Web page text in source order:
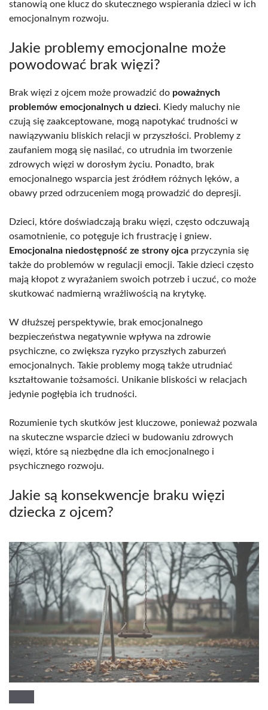
stanowią one klucz do skutecznego wspierania dzieci w ich
emocjonalnym rozwoju.
Jakie problemy emocjonalne może
powodować brak więzi?
Brak więzi z ojcem może prowadzić do poważnych
problemów emocjonalnych u dzieci. Kiedy maluchy nie
czują się zaakceptowane, mogą napotykać trudności w
nawiązywaniu bliskich relacji w przyszłości. Problemy z
zaufaniem mogą się nasilać, co utrudnia im tworzenie
zdrowych więzi w dorosłym życiu. Ponadto, brak
emocjonalnego wsparcia jest źródłem różnych lęków, a
obawy przed odrzuceniem mogą prowadzić do depresji.
Dzieci, które doświadczają braku więzi, często odczuwają
osamotnienie, co potęguje ich frustrację i gniew.
Emocjonalna niedostępność ze strony ojca przyczynia się
także do problemów w regulacji emocji. Takie dzieci często
mają kłopot z wyrażaniem swoich potrzeb i uczuć, co może
skutkować nadmierną wrażliwością na krytykę.
W dłuższej perspektywie, brak emocjonalnego
bezpieczeństwa negatywnie wpływa na zdrowie
psychiczne, co zwiększa ryzyko przyszłych zaburzeń
emocjonalnych. Takie problemy mogą także utrudniać
kształtowanie tożsamości. Unikanie bliskości w relacjach
jedynie pogłębia ich trudności.
Rozumienie tych skutków jest kluczowe, ponieważ pozwala
na skuteczne wsparcie dzieci w budowaniu zdrowych
więzi, które są niezbędne dla ich emocjonalnego i
psychicznego rozwoju.
Jakie są konsekwencje braku więzi
dziecka z ojcem?